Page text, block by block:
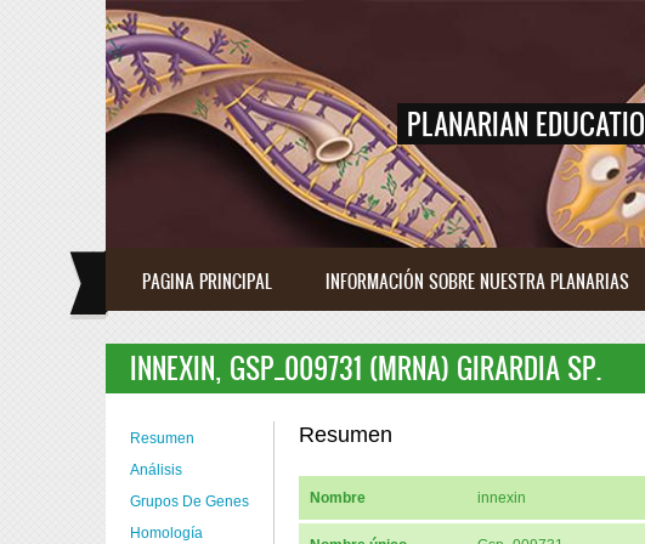
Skip to main content
PLANARIAN
PAGINA PRINCIPAL INFORMACIÓN SOBRE NUESTRA PLANARIAS
INNEXIN, GSP_009731 (MRNA) GIRARDIA SP.
Resumen
Análisis
Grupos De Genes
Homología
Resumen
Nombre innexin